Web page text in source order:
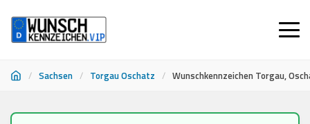
/ Sachsen / Torgau Oschatz / Wunschkennzeichen Torgau,